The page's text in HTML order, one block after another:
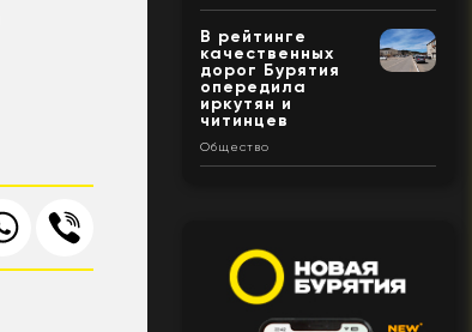
В рейтинге
качественных
дорог Бурятия
опередила
иркутян и
читинцев
Общество